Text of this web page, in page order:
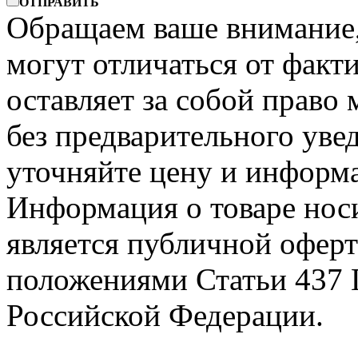
Обращаем ваше
могут отличаться от
оставляет за собой право
без предварительного
уточняйте цену и
Информация о товаре
является публичной
положениями Статьи 437
Российской Федерации.